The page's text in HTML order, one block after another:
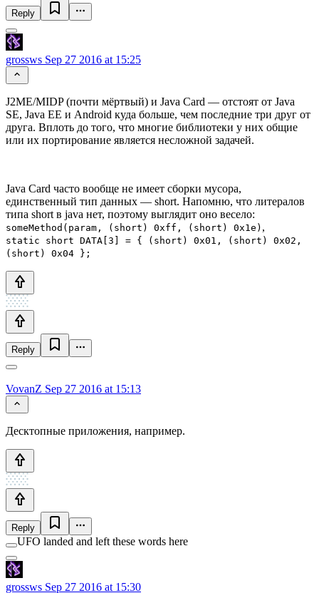
Reply
grossws Sep 27 2016 at 15:25
J2ME/MIDP (почти мёртвый) и Java Card — отстоят от Java
SE, Java EE и Android куда больше, чем последние три друг от
друга. Вплоть до того, что многие библиотеки у них общие
или их портирование является несложной задачей.
Java Card часто вообще не имеет сборки мусора,
единственный тип данных — short. Напомню, что литералов
типа short в java нет, поэтому выглядит оно весело:
someMethod(param, (short) 0xff, (short) 0x1e) ,
static short DATA[3] = { (short) 0x01, (short) 0x02,
(short) 0x04 };
Reply
VovanZ Sep 27 2016 at 15:13
Десктопные приложения, например.
Reply
UFO landed and left these words here
grossws Sep 27 2016 at 15:30